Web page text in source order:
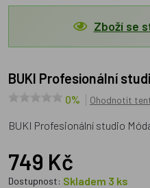
Zboží se
BUKI Profesionální
0% Ohodnotit
BUKI Profesionální studio
749 Kč
Dostupnost: Skladem 3 ks